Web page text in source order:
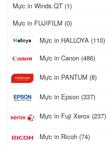
Mực in Winds.QT (1)
Mực in FUJIFILM (0)
Mực in HALLOYA (110)
Mực in Canon (486)
Mực in PANTUM (8)
Mực in Epson (337)
Mực in Fuji Xerox (237)
Mực in Ricoh (74)